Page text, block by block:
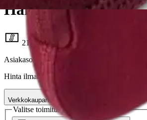
Hama
21,21 €
Asiakasomistajahinta
Hinta ilman S-Etukorttia:
Verkkokaupan hinta
Valitse toimitustapa